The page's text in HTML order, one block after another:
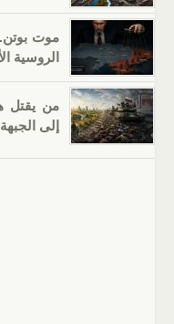
موت
الروسية
من يقتل
إلى